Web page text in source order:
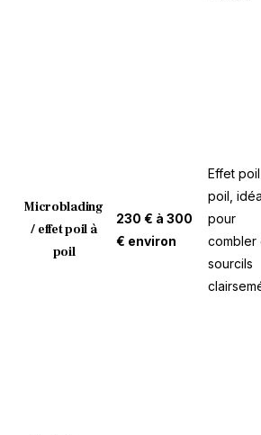
Microblading
/ effet poil à
poil
230 € à 300
€ environ
Effet
poil,
pour
combler
sourcils